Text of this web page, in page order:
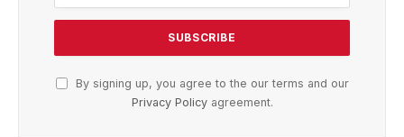
By signing up, you agree to the our terms and our
Privacy Policyagreement.